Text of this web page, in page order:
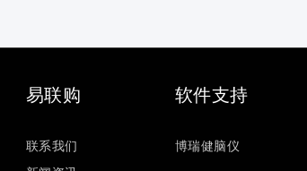
易联购
联系我们
软件支持
博瑞健脑仪